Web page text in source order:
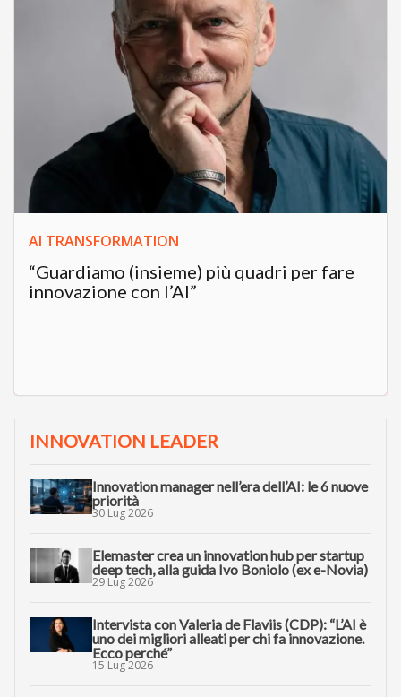
AI TRANSFORMATION
“Guardiamo (insieme) più quadri per fare
innovazione con l’AI”
INNOVATION LEADER
Innovation manager nell’era dell’AI: le 6 nuove
priorità
30 Lug 2026
Elemaster crea un innovation hub per startup
deep tech, alla guida Ivo Boniolo (ex e-Novia)
29 Lug 2026
Intervista con Valeria de Flaviis (CDP): “L’AI è
uno dei migliori alleati per chi fa innovazione.
Ecco perché”
15 Lug 2026